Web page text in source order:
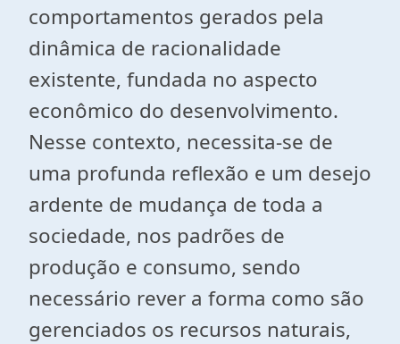
comportamentos gerados pela
dinâmica de racionalidade
existente, fundada no aspecto
econômico do desenvolvimento.
Nesse contexto, necessita-se de
uma profunda reflexão e um desejo
ardente de mudança de toda a
sociedade, nos padrões de
produção e consumo, sendo
necessário rever a forma como são
gerenciados os recursos naturais,